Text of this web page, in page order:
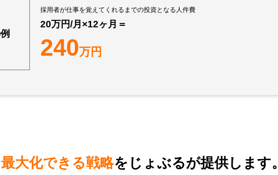
採用者が仕事を覚えてくれるまでの投資となる人件費
20万円/月×12ヶ月＝
240万円
最大化できる戦略をじょぶるが提供します。